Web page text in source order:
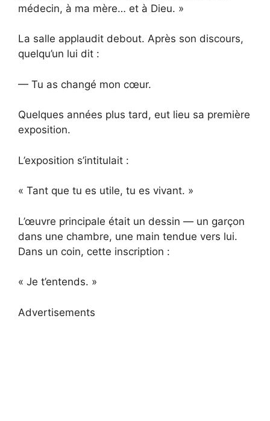
médecin, à ma mère… et à Dieu. »
La salle applaudit debout. Après son discours,
quelqu’un lui dit :
— Tu as changé mon cœur.
Quelques années plus tard, eut lieu sa première
exposition.
L’exposition s’intitulait :
« Tant que tu es utile, tu es vivant. »
L’œuvre principale était un dessin — un garçon
dans une chambre, une main tendue vers lui.
Dans un coin, cette inscription :
« Je t’entends. »
Advertisements